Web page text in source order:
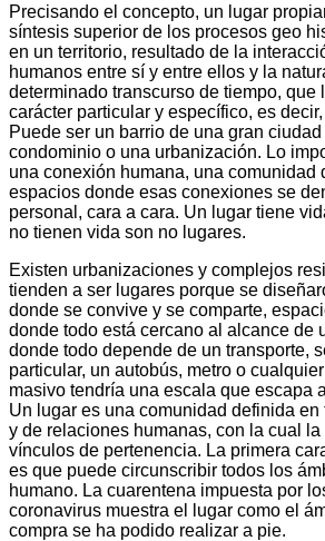
Precisando el concepto, un lugar
síntesis superior de los procesos geo
en un territorio, resultado de la
humanos entre sí y entre ellos y la
determinado transcurso de tiempo, que
carácter particular y específico, es
Puede ser un barrio de una gran
condominio o una urbanización. Lo
una conexión humana, una comunidad
espacios donde esas conexiones se
personal, cara a cara. Un lugar tiene
no tienen vida son no lugares.
Existen urbanizaciones y complejos
tienden a ser lugares porque se
donde se convive y se comparte,
donde todo está cercano al alcance de
donde todo depende de un transporte,
particular, un autobús, metro o
masivo tendría una escala que escapa
Un lugar es una comunidad definida
y de relaciones humanas, con la cual
vínculos de pertenencia. La primera
es que puede circunscribir todos los
humano. La cuarentena impuesta por
coronavirus muestra el lugar como el
compra se ha podido realizar a pie.